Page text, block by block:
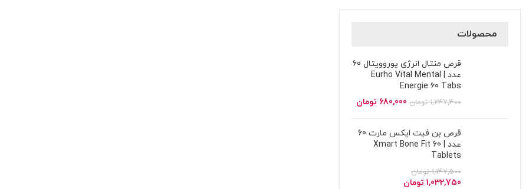
محصولات
قرص منتال انرژی یوروویتال 60
عدد | Eurho Vital Mental
Energie 60 Tabs
1,247,400 تومان 680,000 تومان
قرص بن فیت ایکس مارت 60
عدد | Xmart Bone Fit 60
Tablets
1,147,500 تومان
1,032,750 تومان